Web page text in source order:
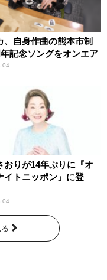
、自身作曲の熊本市制
記念ソングをオンエア
おりが14年ぶりに『オ
イトニッポン』に登